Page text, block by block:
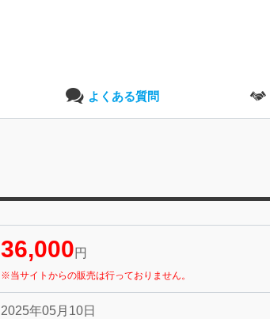
よくある質問
36,000 円
※当サイトからの販売は行っておりません。
2025年05月10日